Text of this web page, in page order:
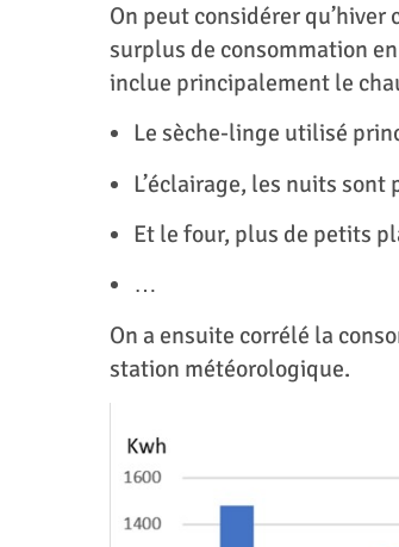
On peut considérer
surplus de consommation
inclue principalement le
Le sèche-linge utilisé
L’éclairage, les nuits
Et le four, plus de petits
…
On a ensuite corrélé la
station météorologique.